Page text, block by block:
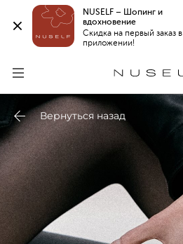
NUSELF – Шопинг и
вдохновение
Скидка на первый заказ в
приложении!
Вернуться назад